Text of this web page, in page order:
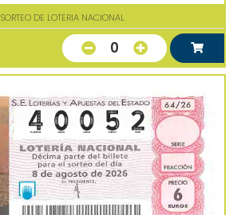
SORTEO DE LOTERIA NACIONAL
0